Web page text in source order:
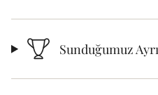
Sunduğumuz